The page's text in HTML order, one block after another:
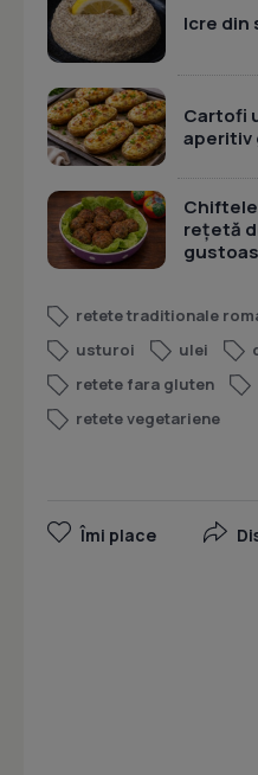
Icre din
Cartofi
aperitiv
Chiftele
rețetă
retete traditionale
usturoi
ulei
retete fara gluten
retete vegetariene
Îmi place